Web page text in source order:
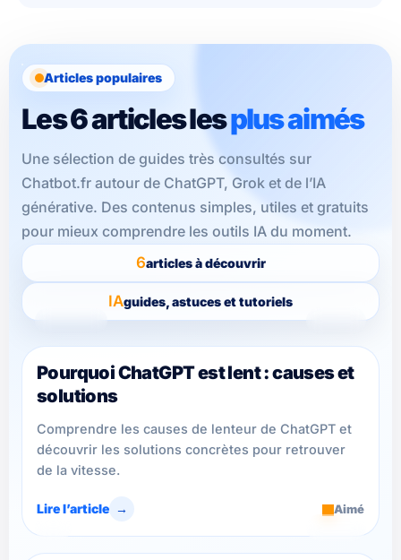
Articles populaires
Les 6 articles lesplus aimés
Une sélection de guides très consultés sur
Chatbot.fr autour de ChatGPT, Grok et de l’IA
générative. Des contenus simples, utiles et gratuits
pour mieux comprendre les outils IA du moment.
6articles à découvrir
IAguides, astuces et tutoriels
Pourquoi ChatGPT est lent : causes et
solutions
Comprendre les causes de lenteur de ChatGPT et
découvrir les solutions concrètes pour retrouver
de la vitesse.
Lire l’article → Aimé